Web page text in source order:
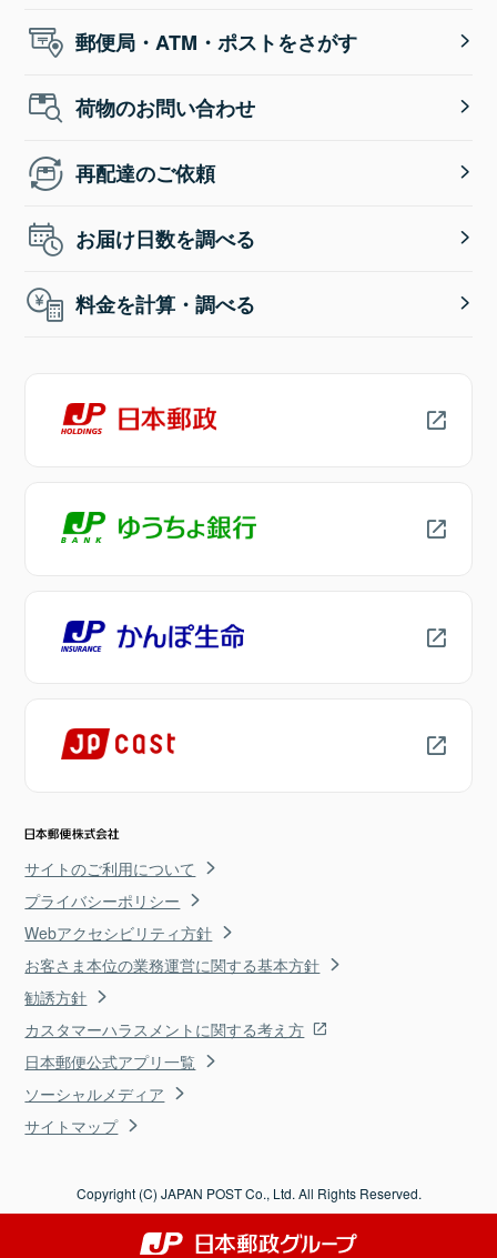
郵便局・ATM・ポストをさがす
荷物のお問い合わせ
再配達のご依頼
お届け日数を調べる
料金を計算・調べる
サイトのご利用について
プライバシーポリシー
Webアクセシビリティ方針
お客さま本位の業務運営に関する基本方針
勧誘方針
カスタマーハラスメントに関する考え方
日本郵便公式アプリ一覧
ソーシャルメディア
サイトマップ
Copyright (C) JAPAN POST Co., Ltd. All Rights Reserved.